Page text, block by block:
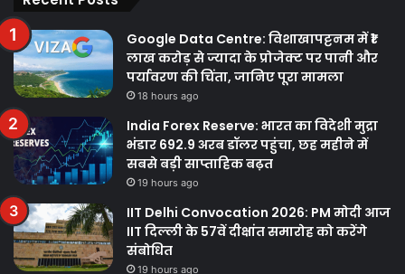
Google Data Centre: विशाखापट्टनम में ₹1
लाख करोड़ से ज्यादा के प्रोजेक्ट पर पानी और
पर्यावरण की चिंता, जानिए पूरा मामला
18 hours ago
India Forex Reserve: भारत का विदेशी मुद्रा
भंडार 692.9 अरब डॉलर पहुंचा, छह महीने में
सबसे बड़ी साप्ताहिक बढ़त
19 hours ago
IIT Delhi Convocation 2026: PM मोदी आज
IIT दिल्ली के 57वें दीक्षांत समारोह को करेंगे
संबोधित
19 hours ago